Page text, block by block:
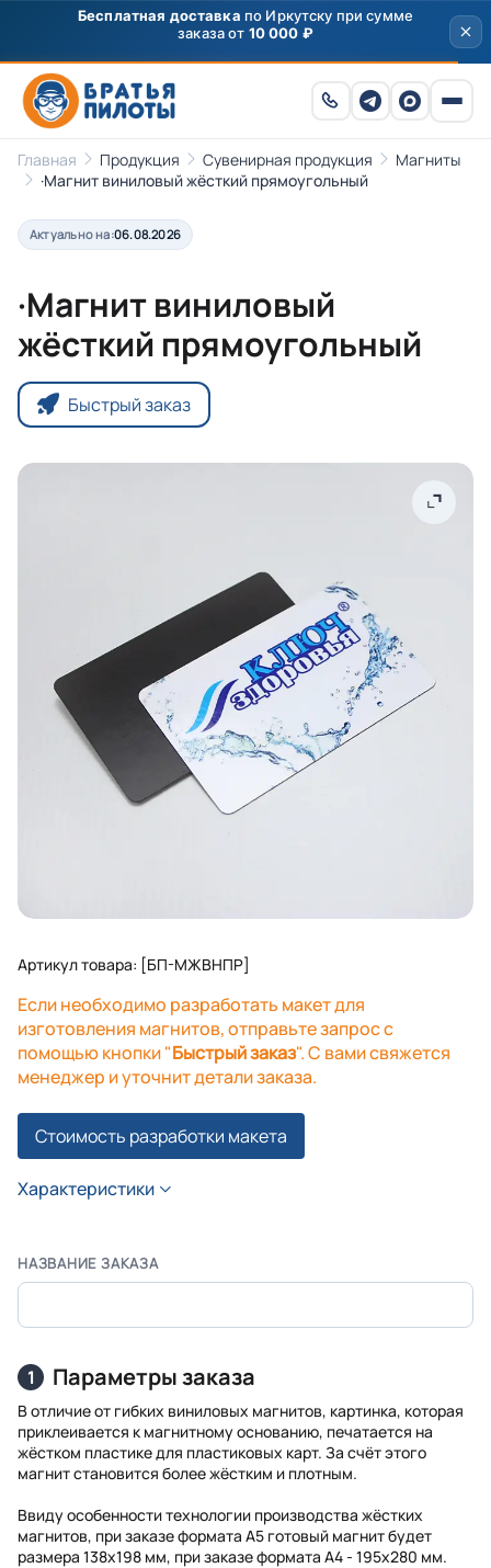
Главная Продукция Сувенирная продукция
Магниты
·Магнит виниловый жёсткий прямоугольный
Актуально на:06.08.2026
·Магнит виниловый
жёсткий прямоугольный
Быстрый заказ
Артикул товара: [БП-МЖВНПР]
Если необходимо разработать макет для
изготовления магнитов, отправьте запрос с
помощью кнопки "Быстрый заказ". С вами свяжется
менеджер и уточнит детали заказа.
Стоимость разработки макета
Характеристики
НАЗВАНИЕ ЗАКАЗА
1 Параметры заказа
В отличие от гибких виниловых магнитов, картинка, которая
приклеивается к магнитному основанию, печатается на
жёстком пластике для пластиковых карт. За счёт этого
магнит становится более жёстким и плотным.
Ввиду особенности технологии производства жёстких
магнитов, при заказе формата А5 готовый магнит будет
размера 138х198 мм, при заказе формата А4 - 195х280 мм.